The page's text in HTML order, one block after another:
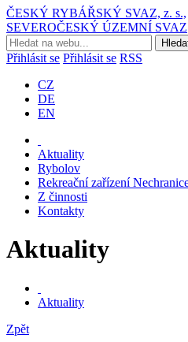
ČESKÝ RYBÁŘSKÝ SVAZ, z. s.,
SEVEROČESKÝ ÚZEMNÍ SVAZ
Přihlásit se Přihlásit se RSS
CZ
DE
EN
Aktuality
Rybolov
Rekreační zařízení
Z činnosti
Kontakty
Aktuality
Aktuality
Zpět